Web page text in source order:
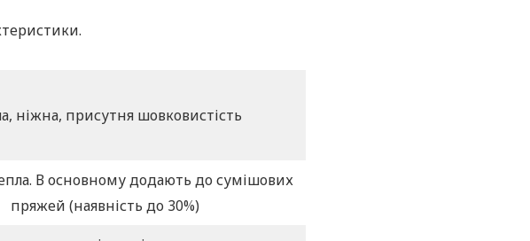
ніжна, присутня шовковистість
В основному додають до сумішових
пряжей (наявність до 30%)